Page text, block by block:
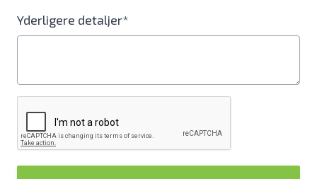
Yderligere detaljer*